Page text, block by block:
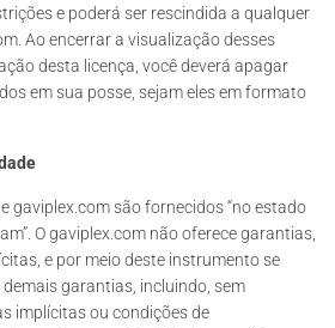
e poderá ser rescindida a qualquer
Ao encerrar a visualização desses
desta licença, você deverá apagar
em sua posse, sejam eles em formato
gaviplex.com são fornecidos “no estado
O gaviplex.com não oferece garantias,
e por meio deste instrumento se
garantias, incluindo, sem
implícitas ou condições de